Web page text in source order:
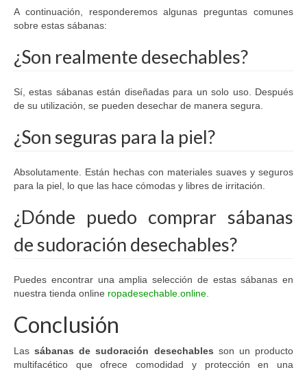
A continuación, responderemos algunas preguntas comunes
sobre estas sábanas:
¿Son realmente desechables?
Sí, estas sábanas están diseñadas para un solo uso. Después
de su utilización, se pueden desechar de manera segura.
¿Son seguras para la piel?
Absolutamente. Están hechas con materiales suaves y seguros
para la piel, lo que las hace cómodas y libres de irritación.
¿Dónde puedo comprar sábanas
de sudoración desechables?
Puedes encontrar una amplia selección de estas sábanas en
nuestra tienda online ropadesechable.online.
Conclusión
Lassábanas de sudoración desechables son un producto
multifacético que ofrece comodidad y protección en una